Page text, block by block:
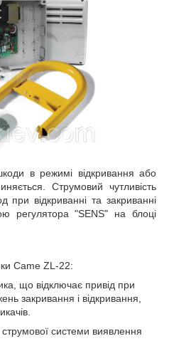
в режимі відкривання або
Струмовий чутливість
відкриванні та закриванні
регулятора "SENS" на блоці
Came ZL-22:
що відключає привід при
закривання і відкривання,
системи виявлення